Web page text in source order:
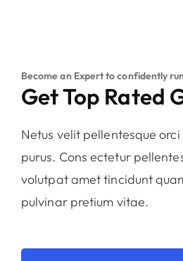
Become an Expert to confidently
Get Top Rated
Netus velit pellentesque
purus. Cons ectetur
volutpat amet tincidunt
pulvinar pretium vitae.